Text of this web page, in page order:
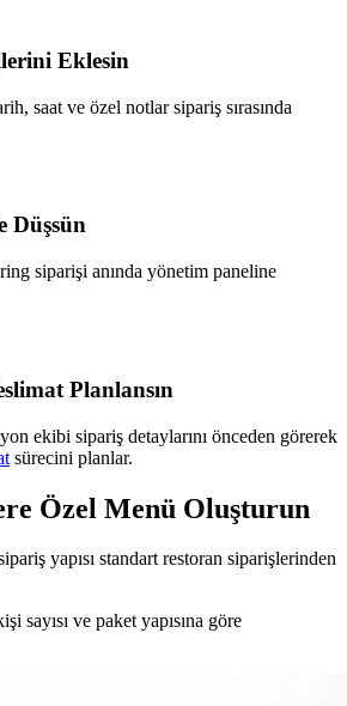
Eklesin
saat ve özel notlar sipariş sırasında
Düşsün
siparişi anında yönetim paneline
Planlansın
ekibi sipariş detaylarını önceden görerek
sürecini planlar.
Özel Menü Oluşturun
yapısı standart restoran siparişlerinden
sayısı ve paket yapısına göre